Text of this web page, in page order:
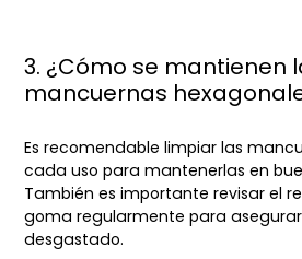
3. ¿Cómo se mantienen
mancuernas
Es recomendable limpiar las
cada uso para mantenerlas en
También es importante revisar el
goma regularmente para
desgastado.